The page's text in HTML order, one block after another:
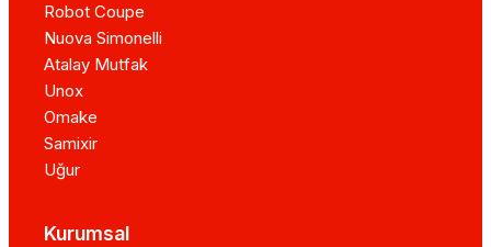
Robot Coupe
Nuova Simonelli
Atalay Mutfak
Unox
Omake
Samixir
Uğur
Kurumsal